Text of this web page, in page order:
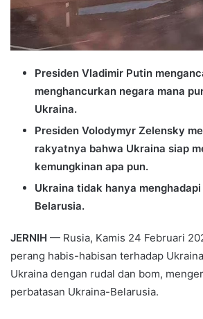
Presiden Vladimir Putin
menghancurkan negara mana
Ukraina.
Presiden Volodymyr Zelensky
rakyatnya bahwa Ukraina siap
kemungkinan apa pun.
Ukraina tidak hanya
Belarusia.
JERNIH — Rusia, Kamis 24 Februari
perang habis-habisan terhadap
Ukraina dengan rudal dan bom,
perbatasan Ukraina-Belarusia.